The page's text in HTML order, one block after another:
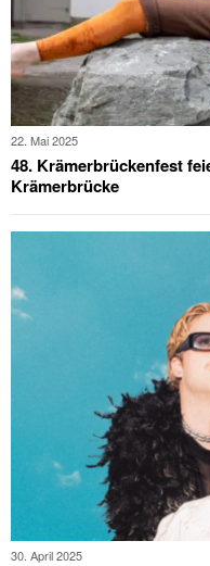
22. Mai 2025
48. Krämerbrückenfest
Krämerbrücke
30. April 2025